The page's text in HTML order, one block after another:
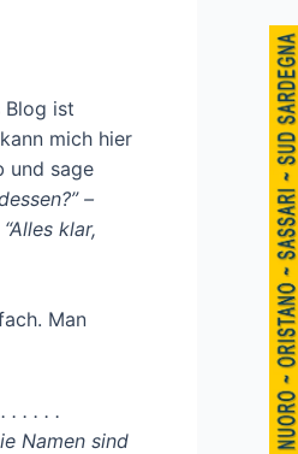
Blog ist
mich hier
und sage
–
klar,
Man
. . . . .
Namen sind